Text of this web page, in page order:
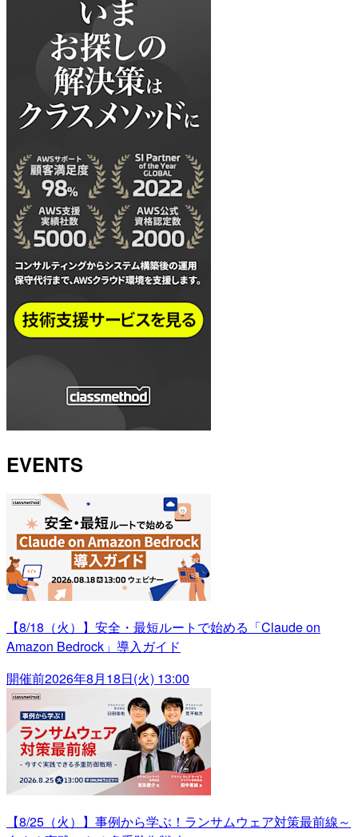
EVENTS
【8/18（火）】安全・最短ルートで始める「Claude on
Amazon Bedrock」導入ガイド
開催前2026年8月18日(火) 13:00
【8/25（火）】事例から学ぶ！ランサムウェア対策最前線～